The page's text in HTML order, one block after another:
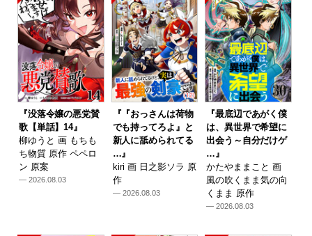
『没落令嬢の悪党賛
歌【単話】14』
柳ゆうと 画 もちも
ち物質 原作 ペペロ
ン 原案
— 2026.08.03
『『おっさんは荷物
でも持ってろよ』と
新人に舐められてる
…』
kiri 画 日之影ソラ 原
作
— 2026.08.03
『最底辺であがく僕
は、異世界で希望に
出会う～自分だけゲ
…』
かたやままこと 画
風の吹くまま気の向
くまま 原作
— 2026.08.03